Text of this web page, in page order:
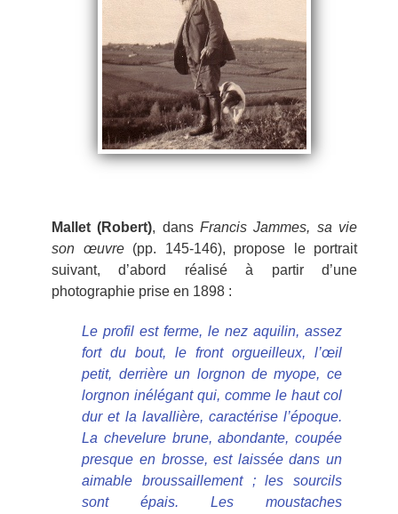
Mallet (Robert), dansFrancis Jammes, sa vie
son œuvre(pp. 145-146), propose le portrait
suivant, d’abord réalisé à partir d’une
photographie prise en 1898 :
Le profil est ferme, le nez aquilin, assez
fort du bout, le front orgueilleux, l’œil
petit, derrière un lorgnon de myope, ce
lorgnon inélégant qui, comme le haut col
dur et la lavallière, caractérise l’époque.
La chevelure brune, abondante, coupée
presque en brosse, est laissée dans un
aimable broussaillement ; les sourcils
sont épais. Les moustaches